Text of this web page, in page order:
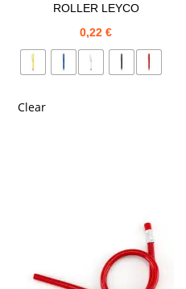
ROLLER LEYCO
0,22€
Clear